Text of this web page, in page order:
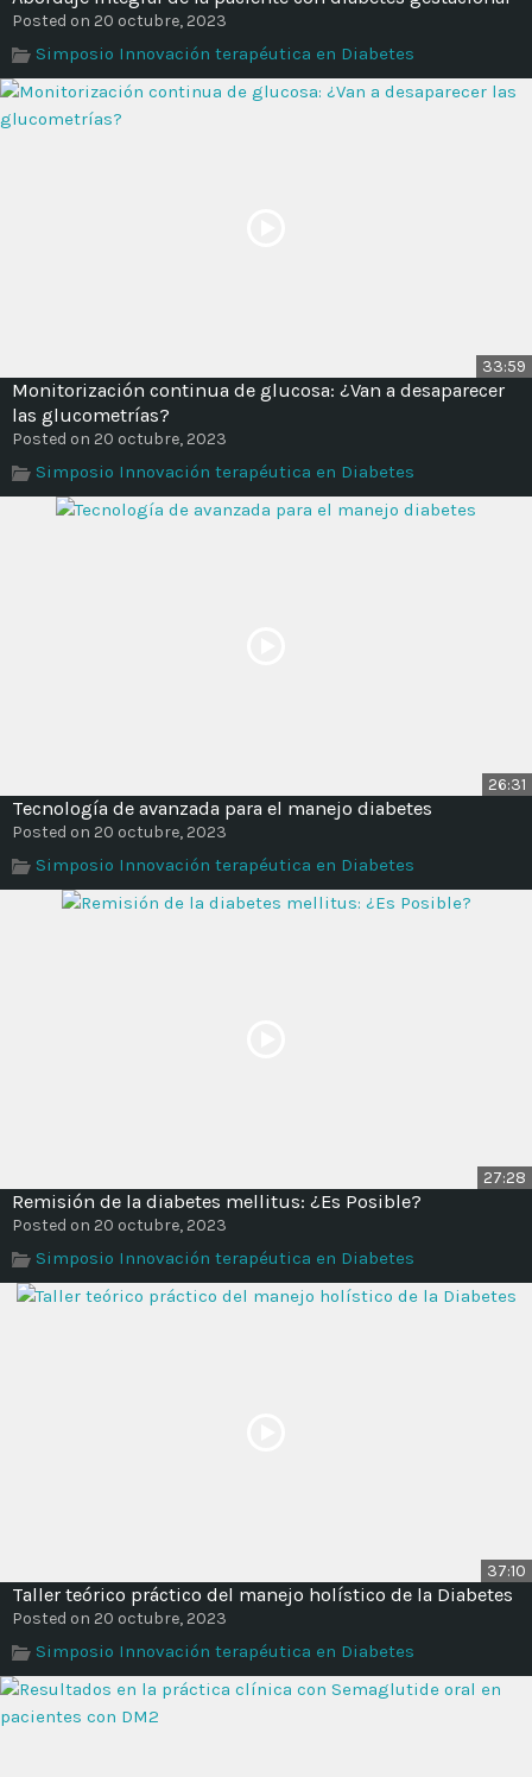
Posted on 20 octubre, 2023
Simposio Innovación terapéutica en Diabetes
33:59
Monitorización continua de glucosa: ¿Van a desaparecer
las glucometrías?
Posted on 20 octubre, 2023
Simposio Innovación terapéutica en Diabetes
26:31
Tecnología de avanzada para el manejo diabetes
Posted on 20 octubre, 2023
Simposio Innovación terapéutica en Diabetes
27:28
Remisión de la diabetes mellitus: ¿Es Posible?
Posted on 20 octubre, 2023
Simposio Innovación terapéutica en Diabetes
37:10
Taller teórico práctico del manejo holístico de la Diabetes
Posted on 20 octubre, 2023
Simposio Innovación terapéutica en Diabetes